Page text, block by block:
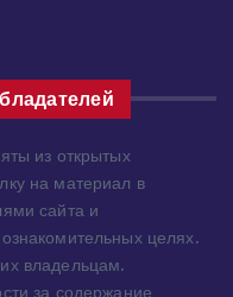
из открытых
сайта и
целях.